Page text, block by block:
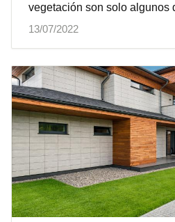
vegetación son solo algunos
13/07/2022